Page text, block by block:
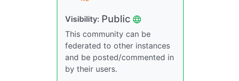
Visibility: Public
This community can be
federated to other instances
and be posted/commented in
by their users.